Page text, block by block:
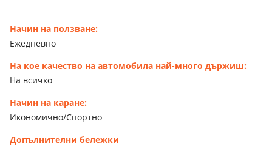
Начин на ползване:
Ежедневно
На кое качество на автомобила най-много държиш:
На всичко
Начин на каране:
Икономично/Спортно
Допълнителни бележки